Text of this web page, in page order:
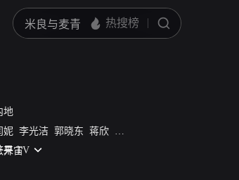
地
妮 李光洁 郭晓东 蒋欣 范丞丞
开宙
果 TV